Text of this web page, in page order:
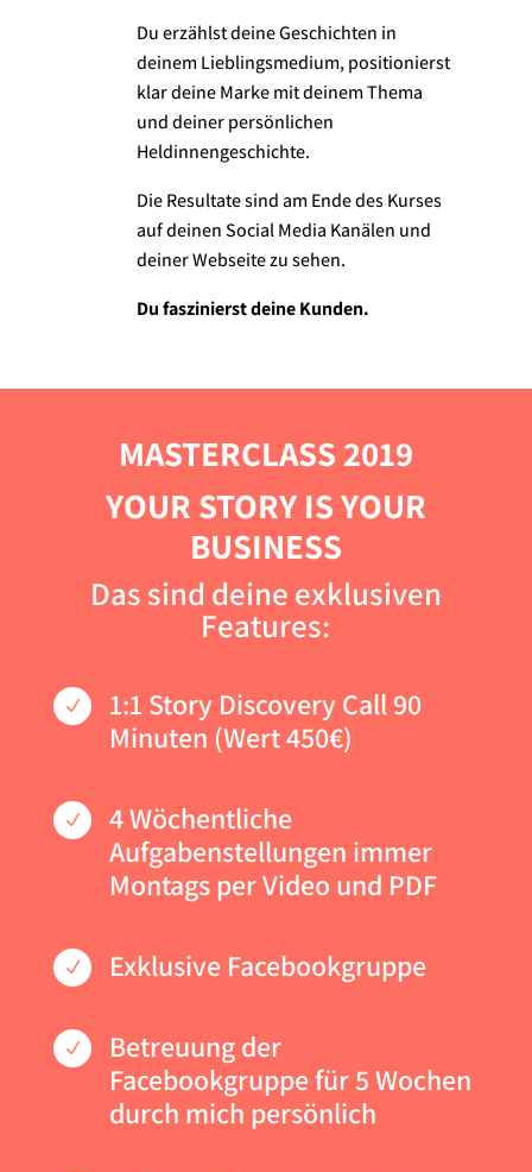
Du erzählst deine Geschichten in
deinem Lieblingsmedium, positionierst
klar deine Marke mit deinem Thema
und deiner persönlichen
Heldinnengeschichte.
Die Resultate sind am Ende des Kurses
auf deinen Social Media Kanälen und
deiner Webseite zu sehen.
Du faszinierst deine Kunden.
MASTERCLASS 2019
YOUR STORY IS YOUR
BUSINESS
Das sind deine exklusiven
Features:
N
1:1 Story Discovery Call 90
Minuten (Wert 450€)
N
4 Wöchentliche
Aufgabenstellungen immer
Montags per Video und PDF
N Exklusive Facebookgruppe
N
Betreuung der
Facebookgruppe für 5 Wochen
durch mich persönlich